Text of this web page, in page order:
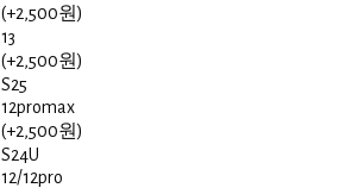
(+2,500원)
13
(+2,500원)
S25
12promax
(+2,500원)
S24U
12/12pro